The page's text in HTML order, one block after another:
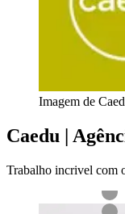
Imagem de
Caedu |
Trabalho incrivel com